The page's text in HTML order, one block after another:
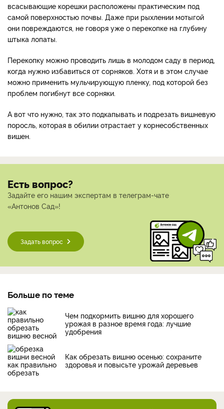
всасывающие корешки расположены практическим под
самой поверхностью почвы. Даже при рыхлении мотыгой
они повреждаются, не говоря уже о перекопке на глубину
штыка лопаты.
Перекопку можно проводить лишь в молодом саду в период,
когда нужно избавиться от сорняков. Хотя и в этом случае
можно применить мульчирующую пленку, под которой без
проблем погибнут все сорняки.
А вот что нужно, так это подкапывать и подрезать вишневую
поросль, которая в обилии отрастает у корнесобственных
вишен.
Есть вопрос?
Задайте его нашим экспертам в телеграм-чате
«Антонов Сад»!
Задать вопрос
Больше по теме
Чем подкормить вишню для хорошего
урожая в разное время года: лучшие
удобрения
Как обрезать вишню осенью: сохраните
здоровья и повысьте урожай деревьев